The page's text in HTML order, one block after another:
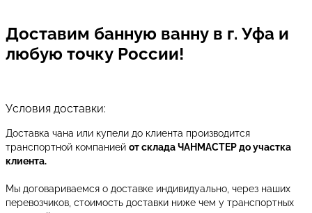
Доставим банную ванну в г. Уфа и
любую точку России!
Условия доставки:
Доставка чана или купели до клиента производится
транспортной компанией от склада ЧАНМАСТЕР до участка
клиента.
Мы договариваемся о доставке индивидуально, через наших
перевозчиков, стоимость доставки ниже чем у транспортных